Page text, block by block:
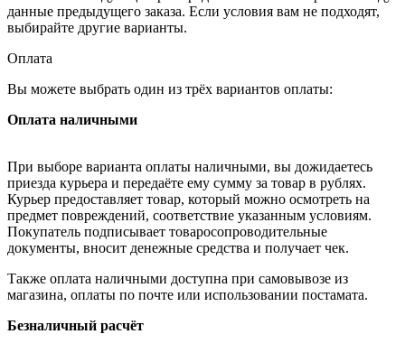
данные предыдущего заказа. Если условия вам не подходят,
выбирайте другие варианты.
Оплата
Вы можете выбрать один из трёх вариантов оплаты:
Оплата наличными
При выборе варианта оплаты наличными, вы дожидаетесь
приезда курьера и передаёте ему сумму за товар в рублях.
Курьер предоставляет товар, который можно осмотреть на
предмет повреждений, соответствие указанным условиям.
Покупатель подписывает товаросопроводительные
документы, вносит денежные средства и получает чек.
Также оплата наличными доступна при самовывозе из
магазина, оплаты по почте или использовании постамата.
Безналичный расчёт